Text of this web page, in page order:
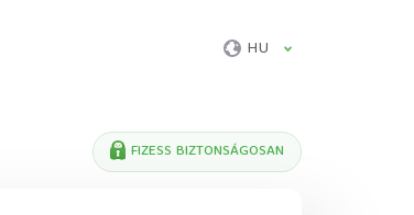
HU
FIZESS BIZTONSÁGOSAN